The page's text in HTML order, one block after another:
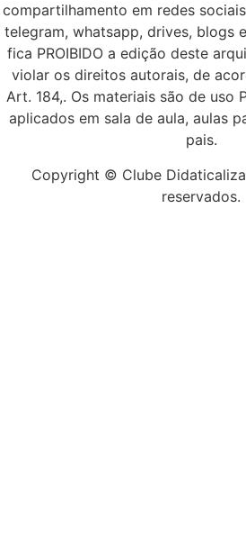
compartilhamento em redes
telegram, whatsapp, drives, blogs
fica PROIBIDO a edição deste
violar os direitos autorais, de
Art. 184,. Os materiais são de uso
aplicados em sala de aula, aulas
pais.​
Copyright © Clube
reservados.